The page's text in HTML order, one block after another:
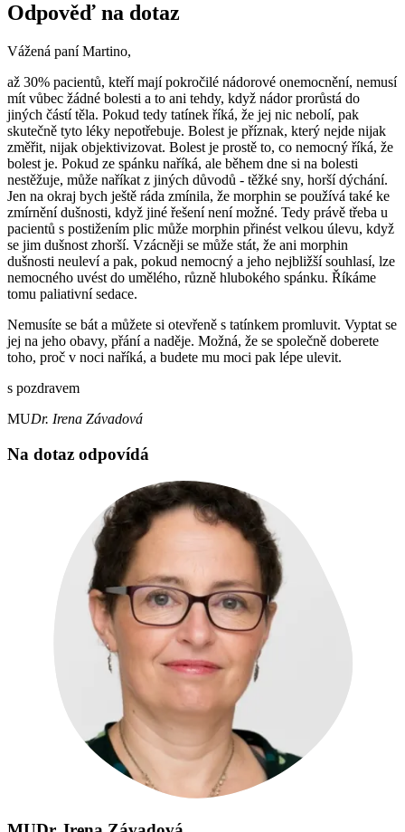
Odpověď na dotaz
Vážená paní Martino,
až 30% pacientů, kteří mají pokročilé nádorové onemocnění, nemusí
mít vůbec žádné bolesti a to ani tehdy, když nádor prorůstá do
jiných částí těla. Pokud tedy tatínek říká, že jej nic nebolí, pak
skutečně tyto léky nepotřebuje. Bolest je příznak, který nejde nijak
změřit, nijak objektivizovat. Bolest je prostě to, co nemocný říká, že
bolest je. Pokud ze spánku naříká, ale během dne si na bolesti
nestěžuje, může naříkat z jiných důvodů - těžké sny, horší dýchání.
Jen na okraj bych ještě ráda zmínila, že morphin se používá také ke
zmírnění dušnosti, když jiné řešení není možné. Tedy právě třeba u
pacientů s postižením plic může morphin přinést velkou úlevu, když
se jim dušnost zhorší. Vzácněji se může stát, že ani morphin
dušnosti neuleví a pak, pokud nemocný a jeho nejbližší souhlasí, lze
nemocného uvést do umělého, různě hlubokého spánku. Říkáme
tomu paliativní sedace.
Nemusíte se bát a můžete si otevřeně s tatínkem promluvit. Vyptat se
jej na jeho obavy, přání a naděje. Možná, že se společně doberete
toho, proč v noci naříká, a budete mu moci pak lépe ulevit.
s pozdravem
MUDr. Irena Závadová
Na dotaz odpovídá